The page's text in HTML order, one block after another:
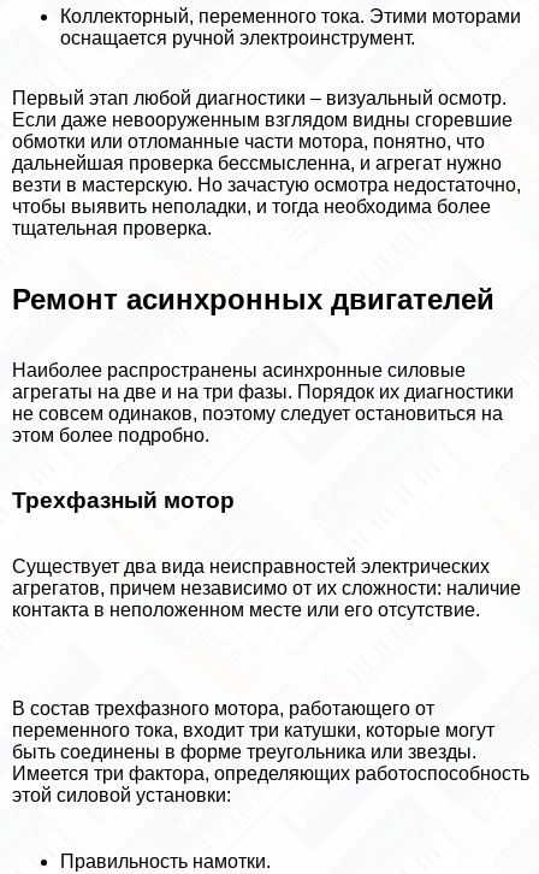
Коллекторный, переменного тока. Этими моторами
оснащается ручной электроинструмент.
Первый этап любой диагностики – визуальный осмотр.
Если даже невооруженным взглядом видны сгоревшие
обмотки или отломанные части мотора, понятно, что
дальнейшая проверка бессмысленна, и агрегат нужно
везти в мастерскую. Но зачастую осмотра недостаточно,
чтобы выявить неполадки, и тогда необходима более
тщательная проверка.
Ремонт асинхронных двигателей
Наиболее распространены асинхронные силовые
агрегаты на две и на три фазы. Порядок их диагностики
не совсем одинаков, поэтому следует остановиться на
этом более подробно.
Трехфазный мотор
Существует два вида неисправностей электрических
агрегатов, причем независимо от их сложности: наличие
контакта в неположенном месте или его отсутствие.
В состав трехфазного мотора, работающего от
переменного тока, входит три катушки, которые могут
быть соединены в форме треугольника или звезды.
Имеется три фактора, определяющих работоспособность
этой силовой установки:
Правильность намотки.